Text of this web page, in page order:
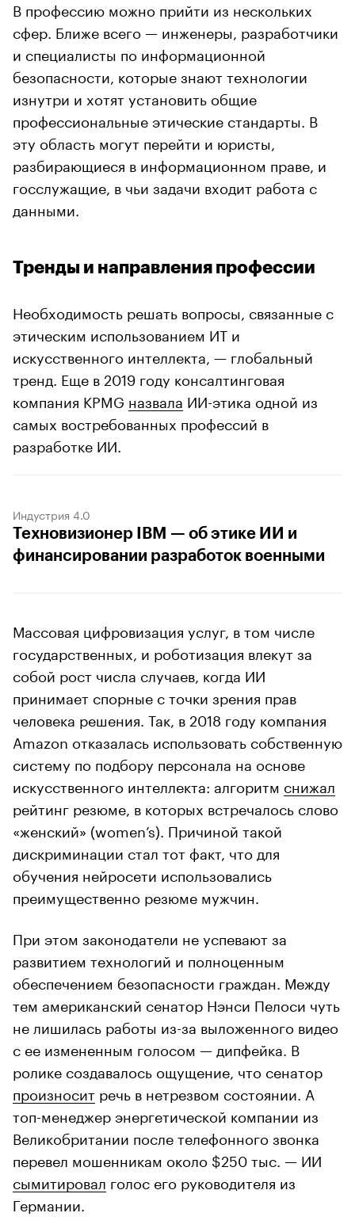
В профессию можно прийти из нескольких
сфер. Ближе всего — инженеры, разработчики
и специалисты по информационной
безопасности, которые знают технологии
изнутри и хотят установить общие
профессиональные этические стандарты. В
эту область могут перейти и юристы,
разбирающиеся в информационном праве, и
госслужащие, в чьи задачи входит работа с
данными.
Тренды и направления профессии
Необходимость решать вопросы, связанные с
этическим использованием ИТ и
искусственного интеллекта, — глобальный
тренд. Еще в 2019 году консалтинговая
компания KPMG назвала ИИ-этика одной из
самых востребованных профессий в
разработке ИИ.
Индустрия 4.0
Техновизионер IBM — об этике ИИ и
финансировании разработок военными
Массовая цифровизация услуг, в том числе
государственных, и роботизация влекут за
собой рост числа случаев, когда ИИ
принимает спорные с точки зрения прав
человека решения. Так, в 2018 году компания
Amazon отказалась использовать собственную
систему по подбору персонала на основе
искусственного интеллекта: алгоритм снижал
рейтинг резюме, в которых встречалось слово
«женский» (women’s). Причиной такой
дискриминации стал тот факт, что для
обучения нейросети использовались
преимущественно резюме мужчин.
При этом законодатели не успевают за
развитием технологий и полноценным
обеспечением безопасности граждан. Между
тем американский сенатор Нэнси Пелоси чуть
не лишилась работы из-за выложенного видео
с ее измененным голосом — дипфейка. В
ролике создавалось ощущение, что сенатор
произносит речь в нетрезвом состоянии. А
топ-менеджер энергетической компании из
Великобритании после телефонного звонка
перевел мошенникам около $250 тыс. — ИИ
сымитировал голос его руководителя из
Германии.